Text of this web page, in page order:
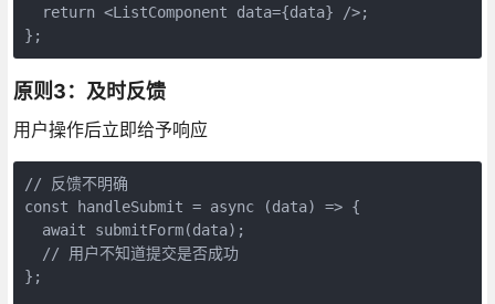
  return <ListComponent data={data} />;
};
原则3：及时反馈
用户操作后立即给予响应
// 反馈不明确
const handleSubmit = async (data) => {
  await submitForm(data);
  // 用户不知道提交是否成功
};